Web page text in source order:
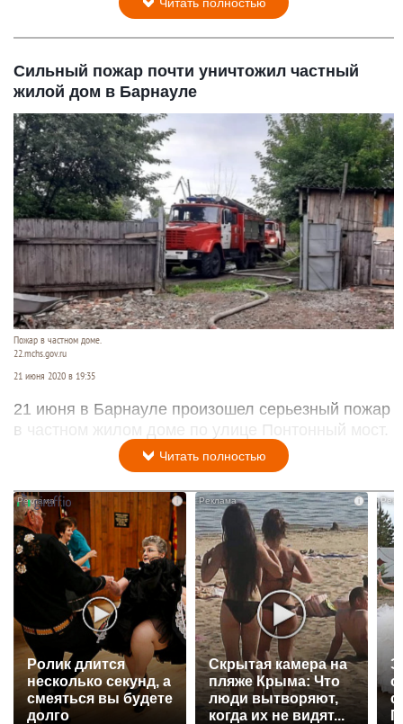
Читать полностью
Сильный пожар почти уничтожил частный
жилой дом в Барнауле
Пожар в частном доме.
22.mchs.gov.ru
21 июня 2020 в 19:35
21 июня в Барнауле произошел серьезный пожар
в частном жилом доме по улице Понтонный мост.
Читать полностью
Ролик длится
несколько секунд, а
смеяться вы будете
долго
i
Скрытая камера на
пляже Крыма: Что
люди вытворяют,
когда их не видят...